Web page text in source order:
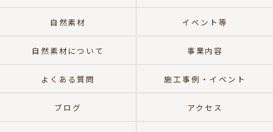
自然素材 イベント等
自然素材について 事業内容
よくある質問 施工事例・イベント
ブログ アクセス